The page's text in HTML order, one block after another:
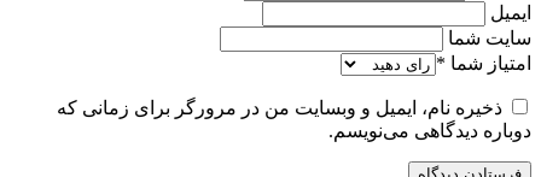
ایمیل
سایت شما
امتیاز شما *
ذخیره نام، ایمیل و وبسایت من در مرورگر برای زمانی که
دوباره دیدگاهی می‌نویسم.